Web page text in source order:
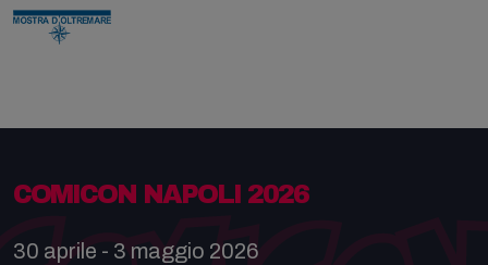
COMICON NAPOLI 2026
30 aprile - 3 maggio 2026